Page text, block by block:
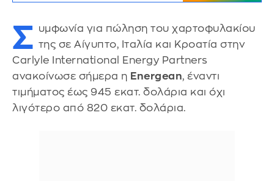
Σ υμφωνία για πώληση του χαρτοφυλακίου
της σε Αίγυπτο, Ιταλία και Κροατία στην
Carlyle International Energy Partners
ανακοίνωσε σήμερα η Energean, έναντι
τιμήματος έως 945 εκατ. δολάρια και όχι
λιγότερο από 820 εκατ. δολάρια.